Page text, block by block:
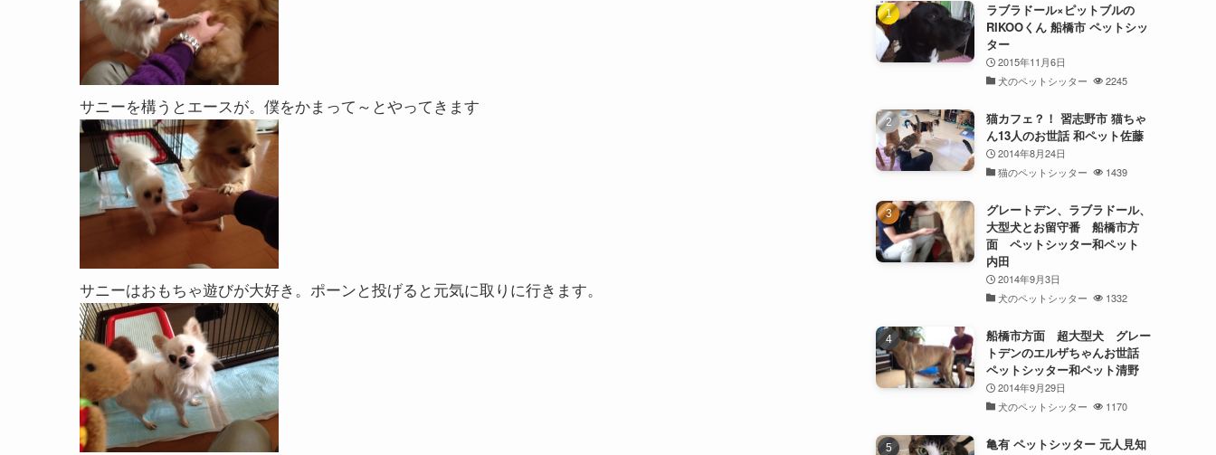
サニーを構うとエースが。僕をかまって～とやってきます
サニーはおもちゃ遊びが大好き。ポーンと投げると元気に取りに行きます。
ラブラドール×ピットブルの
RIKOOくん 船橋市 ペットシッ
ター
2015年11月6日
犬のペットシッター
2245
猫カフェ？！ 習志野市 猫ちゃ
ん13人のお世話 和ペット佐藤
2014年8月24日
猫のペットシッター
1439
グレートデン、ラブラドール、
大型犬とお留守番 船橋市方
面 ペットシッター和ペット
内田
2014年9月3日
犬のペットシッター
1332
船橋市方面 超大型犬 グレー
トデンのエルザちゃんお世話
ペットシッター和ペット清野
2014年9月29日
犬のペットシッター
1170
亀有 ペットシッター 元人見知